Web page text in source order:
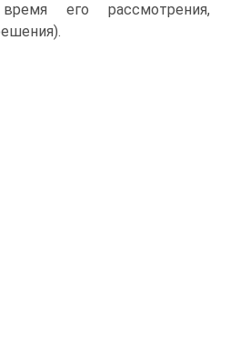
его рассмотрения,